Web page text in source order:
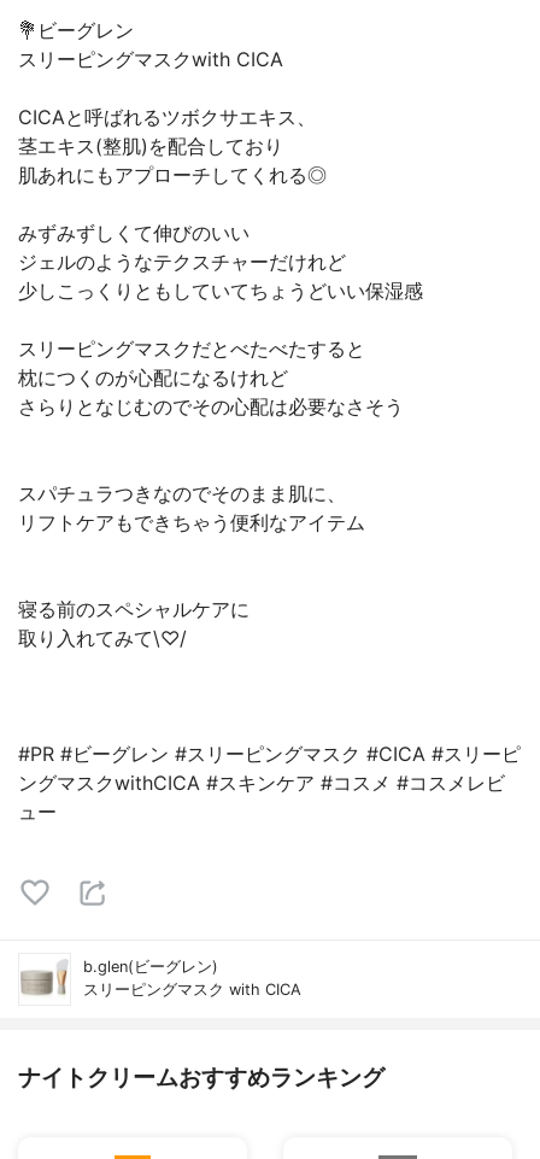
💐ビーグレン
スリーピングマスクwith CICA
CICAと呼ばれるツボクサエキス、
茎エキス(整肌)を配合しており
肌あれにもアプローチしてくれる◎
みずみずしくて伸びのいい
ジェルのようなテクスチャーだけれど
少しこっくりともしていてちょうどいい保湿感
スリーピングマスクだとべたべたすると
枕につくのが心配になるけれど
さらりとなじむのでその心配は必要なさそう
スパチュラつきなのでそのまま肌に、
リフトケアもできちゃう便利なアイテム
寝る前のスペシャルケアに
取り入れてみて\♡/
#PR #ビーグレン #スリーピングマスク #CICA #スリーピ
ングマスクwithCICA #スキンケア #コスメ #コスメレビ
ュー
b.glen(ビーグレン)
スリーピングマスク with CICA
ナイトクリームおすすめランキング